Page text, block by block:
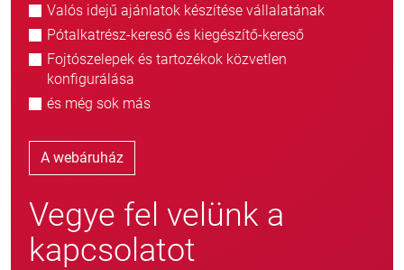
Valós idejű ajánlatok készítése vállalatának
Pótalkatrész-kereső és kiegészítő-kereső
Fojtószelepek és tartozékok közvetlen
konfigurálása
és még sok más
A webáruház
Vegye fel velünk a
kapcsolatot